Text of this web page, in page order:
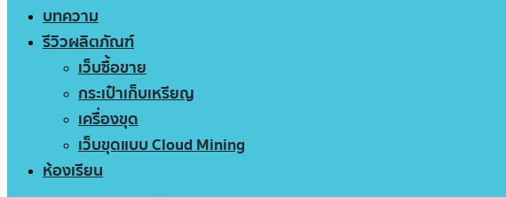
บทความ
รีวิวผลิตภัณฑ์
เว็บซื้อขาย
กระเป๋าเก็บเหรียญ
เครื่องขุด
เว็บขุดแบบ Cloud Mining
ห้องเรียน